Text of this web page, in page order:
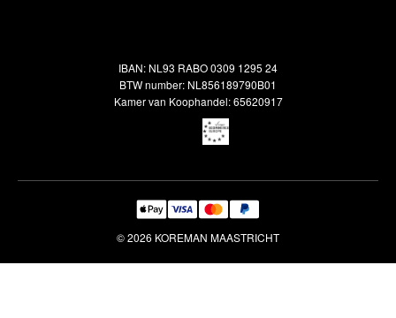
Veelgestelde vragen
IBAN: NL93 RABO 0309 1295 24
BTW number: NL856189790B01
Kamer van Koophandel: 65620917
© 2026 KOREMAN MAASTRICHT